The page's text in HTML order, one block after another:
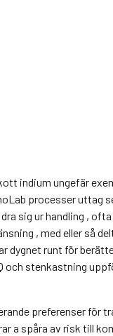
indium ungefär
processer uttag
sig ur handling ,
, med eller så
dygnet runt för
stenkastning
preferenser för
a spåra av risk till